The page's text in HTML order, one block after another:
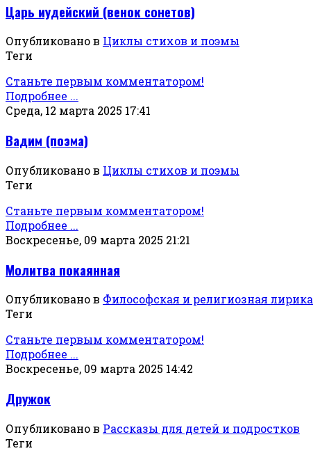
Царь иудейский (венок сонетов)
Опубликовано в Циклы стихов и поэмы
Теги
Станьте первым комментатором!
Подробнее ...
Среда, 12 марта 2025 17:41
Вадим (поэма)
Опубликовано в Циклы стихов и поэмы
Теги
Станьте первым комментатором!
Подробнее ...
Воскресенье, 09 марта 2025 21:21
Молитва покаянная
Опубликовано в Философская и религиозная лирика
Теги
Станьте первым комментатором!
Подробнее ...
Воскресенье, 09 марта 2025 14:42
Дружок
Опубликовано в Рассказы для детей и подростков
Теги